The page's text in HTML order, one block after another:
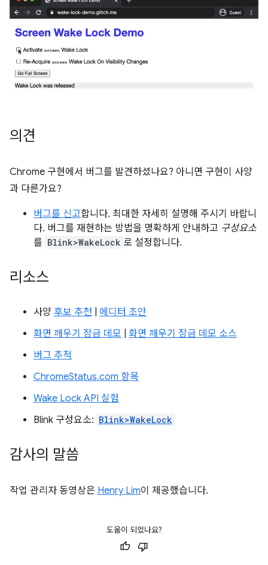
의견
Chrome 구현에서 버그를 발견하셨나요? 아니면 구현이 사양
과 다른가요?
버그를 신고합니다. 최대한 자세히 설명해 주시기 바랍니
다. 버그를 재현하는 방법을 명확하게 안내하고 구성요소
를 Blink>WakeLock 로 설정합니다.
리소스
사양 후보 추천
에디터 초안
화면 깨우기 잠금 데모
화면 깨우기 잠금 데모 소스
버그 추적
ChromeStatus.com 항목
Wake Lock API 실험
Blink 구성요소: Blink>WakeLock
감사의 말씀
작업 관리자 동영상은 Henry Lim이 제공했습니다.
도움이 되었나요?